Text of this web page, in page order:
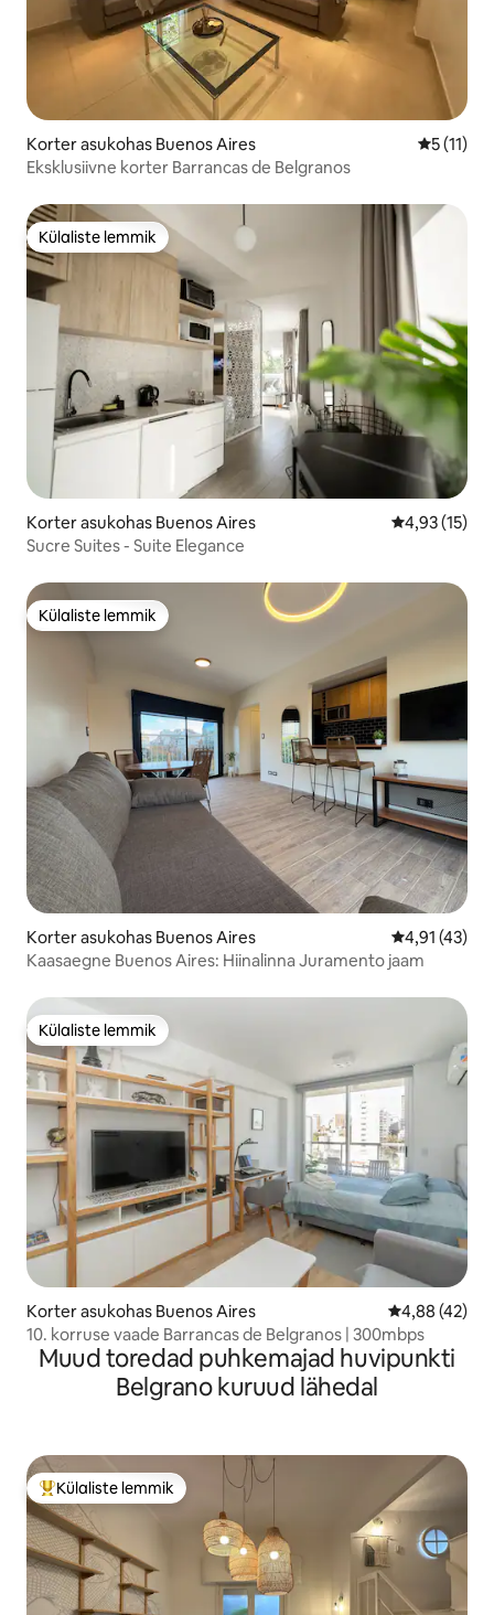
Korter asukohas Buenos Aires
5 (11)
Eksklusiivne korter Barrancas de Belgranos
Külaliste lemmik
Külaliste lemmik
Korter asukohas Buenos Aires Keskmine
4,93 (15)
Sucre Suites - Suite Elegance
Külaliste lemmik
Külaliste lemmik
Korter asukohas Buenos Aires Keskmine
4,91 (43)
Kaasaegne Buenos Aires: Hiinalinna Juramento jaam
Külaliste lemmik
Külaliste lemmik
Korter asukohas Buenos Aires Keskmine
4,88 (42)
10. korruse vaade Barrancas de Belgranos | 300mbps
Muud toredad puhkemajad huvipunkti
Belgrano kuruud lähedal
Külaliste suur lemmik
Külaliste lemmik